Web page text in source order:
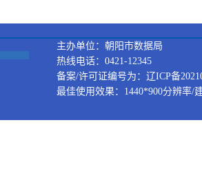
主办单位：朝阳市数据局
热线电话：0421-12345
备案/许可证编号为：辽ICP备
最佳使用效果：1440*900分辨率/